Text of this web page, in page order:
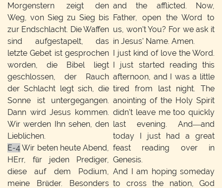
Morgenstern zeigt den
Weg, von Sieg zu Sieg bis
zur Endschlacht. Die Waffen
sind aufgestapelt, das
letzte Gebet ist gesprochen
worden, die Bibel liegt
geschlossen, der Rauch
der Schlacht legt sich, die
Sonne ist untergegangen.
Dann wird Jesus kommen.
Wir werden Ihn sehen, den
Lieblichen.
E-4Wir beten heute Abend,
HErr, für jeden Prediger,
diese auf dem Podium,
meine Brüder. Besonders
and the afflicted. Now,
Father, open the Word to
us, won't You? For we ask it
in Jesus' Name. Amen.
I just kind of love the Word.
I just started reading this
afternoon, and I was a little
tired from last night. The
anointing of the Holy Spirit
didn't leave me too quickly
last evening. And—and
today I just had a great
feast reading over in
Genesis.
And I am hoping someday
to cross the nation, God